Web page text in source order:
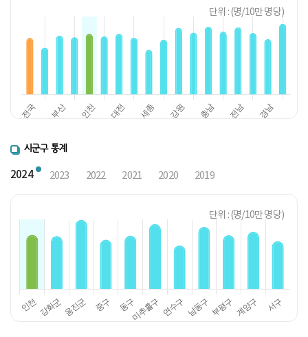
단위 : (명/10만 명당)
시군구 통계
2024 2023 2022 2021 2020 2019
단위 : (명/10만 명당)